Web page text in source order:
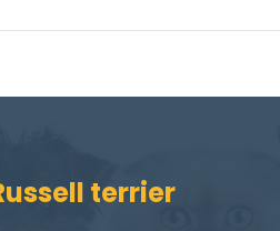
terrier